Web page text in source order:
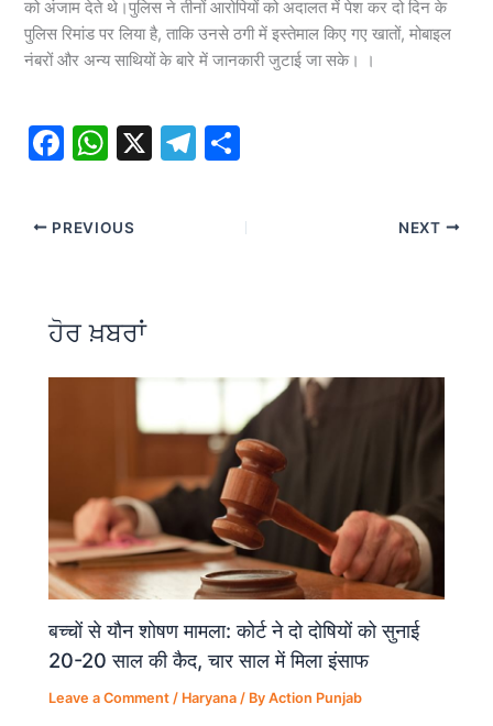
को अंजाम देते थे।पुलिस ने तीनों आरोपियों को अदालत में पेश कर दो दिन के
पुलिस रिमांड पर लिया है, ताकि उनसे ठगी में इस्तेमाल किए गए खातों, मोबाइल
नंबरों और अन्य साथियों के बारे में जानकारी जुटाई जा सके। ।
F
c
e
o
o
k
W
at
s
p
p
X
T
ar
e
PREVIOUS NEXT
ਹੋਰ ਖ਼ਬਰਾਂ
बच्चों से यौन शोषण मामला: कोर्ट ने दो दोषियों को सुनाई
20-20 साल की कैद, चार साल में मिला इंसाफ
Leave a Comment / Haryana / ByAction Punjab